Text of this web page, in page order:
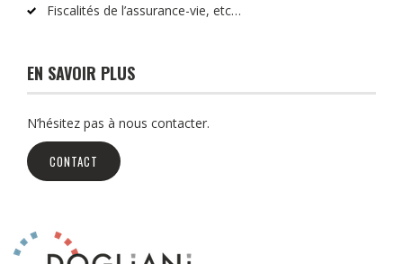
Fiscalités de l’assurance-vie, etc…
EN SAVOIR PLUS
N’hésitez pas à nous contacter.
CONTACT